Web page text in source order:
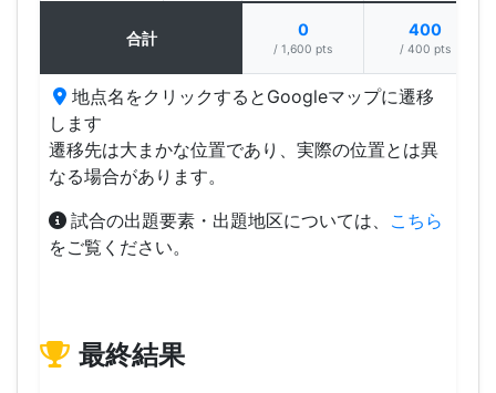
合計 0
/ 1,600 pts
400
/ 400 pts
地点名をクリックするとGoogleマップに遷移
します
遷移先は大まかな位置であり、実際の位置とは異
なる場合があります。
試合の出題要素・出題地区については、 こちら
をご覧ください。
最終結果